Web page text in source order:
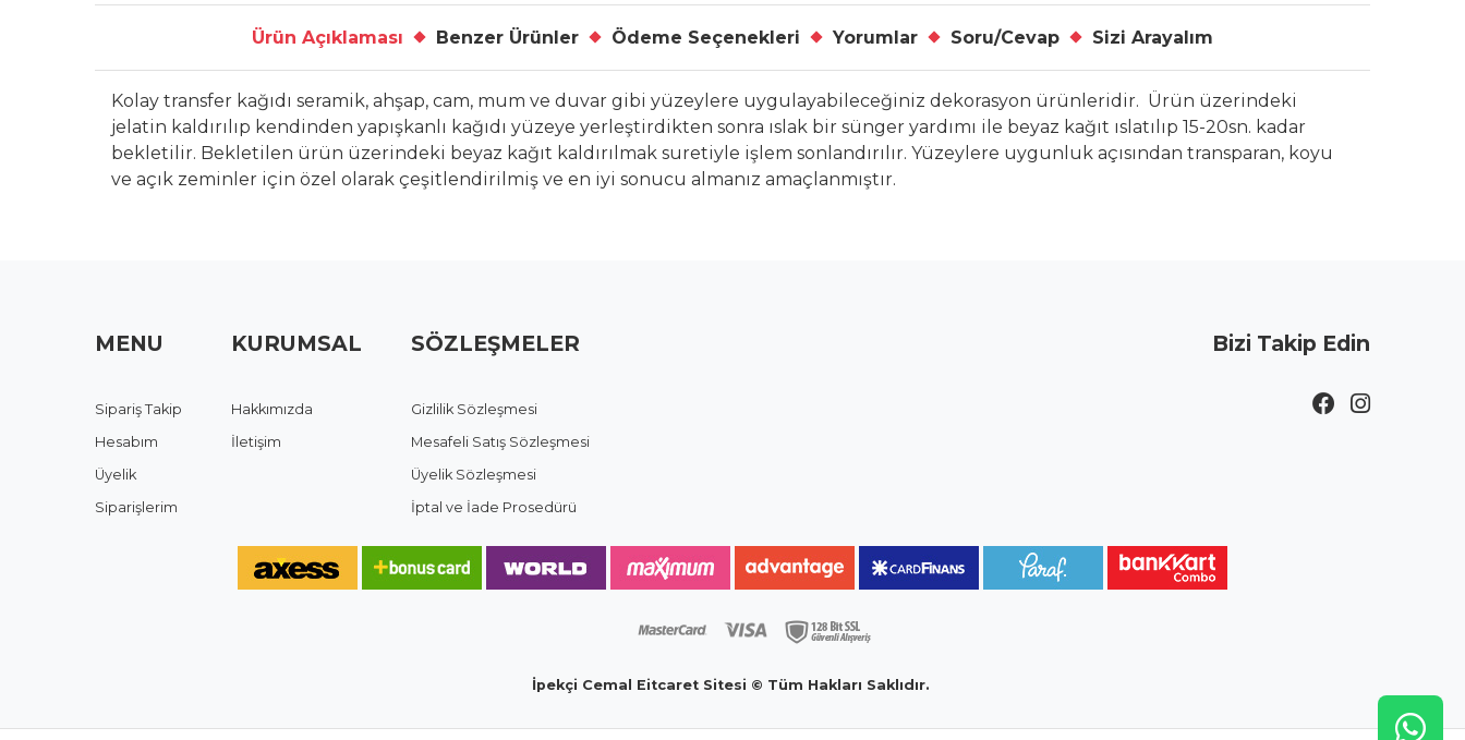
Ürün Açıklaması Benzer Ürünler Ödeme Seçenekleri Yorumlar Soru/Cevap Sizi Arayalım
Kolay transfer kağıdı seramik, ahşap, cam, mum ve duvar gibi yüzeylere uygulayabileceğiniz dekorasyon ürünleridir. Ürün üzerindeki
jelatin kaldırılıp kendinden yapışkanlı kağıdı yüzeye yerleştirdikten sonra ıslak bir sünger yardımı ile beyaz kağıt ıslatılıp 15-20sn. kadar
bekletilir. Bekletilen ürün üzerindeki beyaz kağıt kaldırılmak suretiyle işlem sonlandırılır. Yüzeylere uygunluk açısından transparan, koyu
ve açık zeminler için özel olarak çeşitlendirilmiş ve en iyi sonucu almanız amaçlanmıştır.
MENU
Sipariş Takip
Hesabım
Üyelik
Siparişlerim
KURUMSAL
Hakkımızda
İletişim
SÖZLEŞMELER
Gizlilik Sözleşmesi
Mesafeli Satış Sözleşmesi
Üyelik Sözleşmesi
İptal ve İade Prosedürü
Bizi Takip Edin
İpekçi Cemal Eitcaret Sitesi © Tüm Hakları Saklıdır.